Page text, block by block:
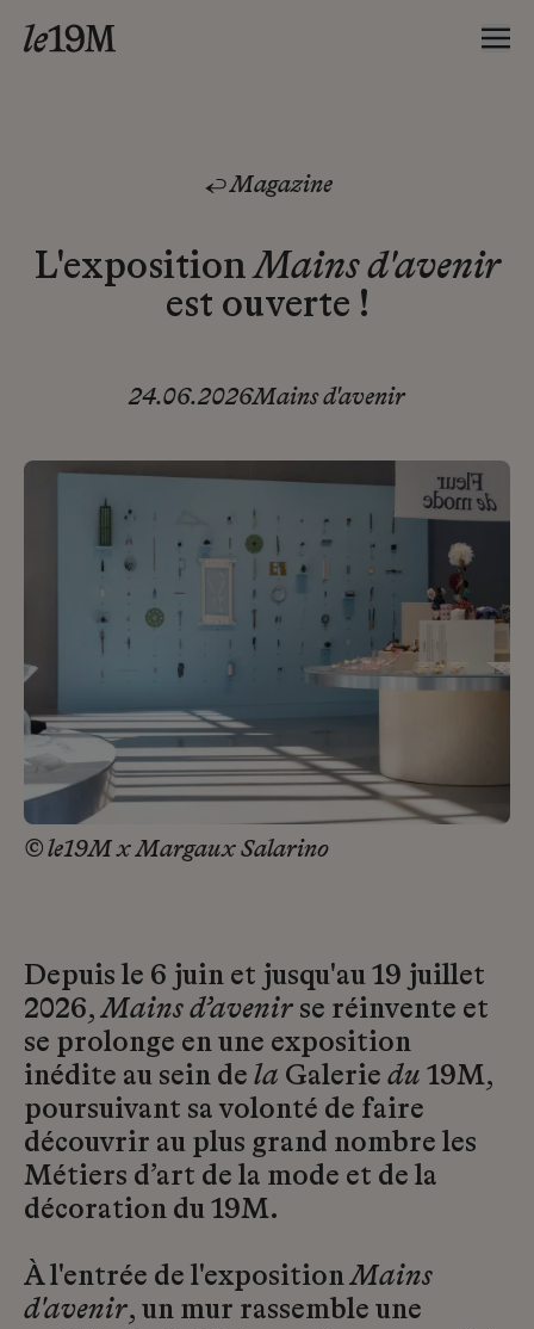
Magazine
L'expositionMains d'avenir
est ouverte !
24.06.2026Mains d'avenir
© le19M x Margaux Salarino
Depuis le 6 juin et jusqu'au 19 juillet
2026,Mains d’avenir se réinvente et
se prolonge en une exposition
inédite au sein de la Galerie du 19M,
poursuivant sa volonté de faire
découvrir au plus grand nombre les
Métiers d’art de la mode et de la
décoration du 19M.
À l'entrée de l'expositionMains
d'avenir, un mur rassemble une